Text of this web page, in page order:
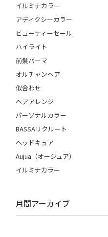
イルミナカラー
アディクシーカラー
ビューティーセール
ハイライト
前髪パーマ
オルチャンヘア
似合わせ
ヘアアレンジ
パーソナルカラー
BASSAリクルート
ヘッドキュア
Aujua（オージュア）
イルミナカラー
月間アーカイブ